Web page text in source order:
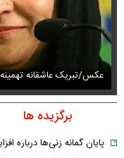
عکس/تبریک عاشقانه
برگزیده ها
پایان گمانه زنی‌ها درباره